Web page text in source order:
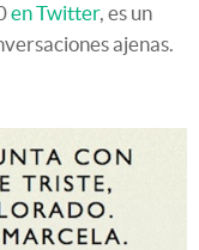
en Twitter, es un
ajenas.